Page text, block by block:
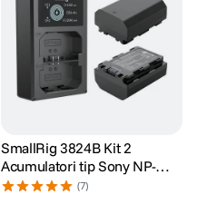
SmallRig 3824B Kit 2
Acumulatori tip Sony NP-
FZ100 si Incarcator
(7)